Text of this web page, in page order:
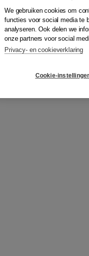
We gebruiken cookies om
functies voor social media te
analyseren. Ook delen we
onze partners voor social
Privacy- en cookieverklaring
Cookie-